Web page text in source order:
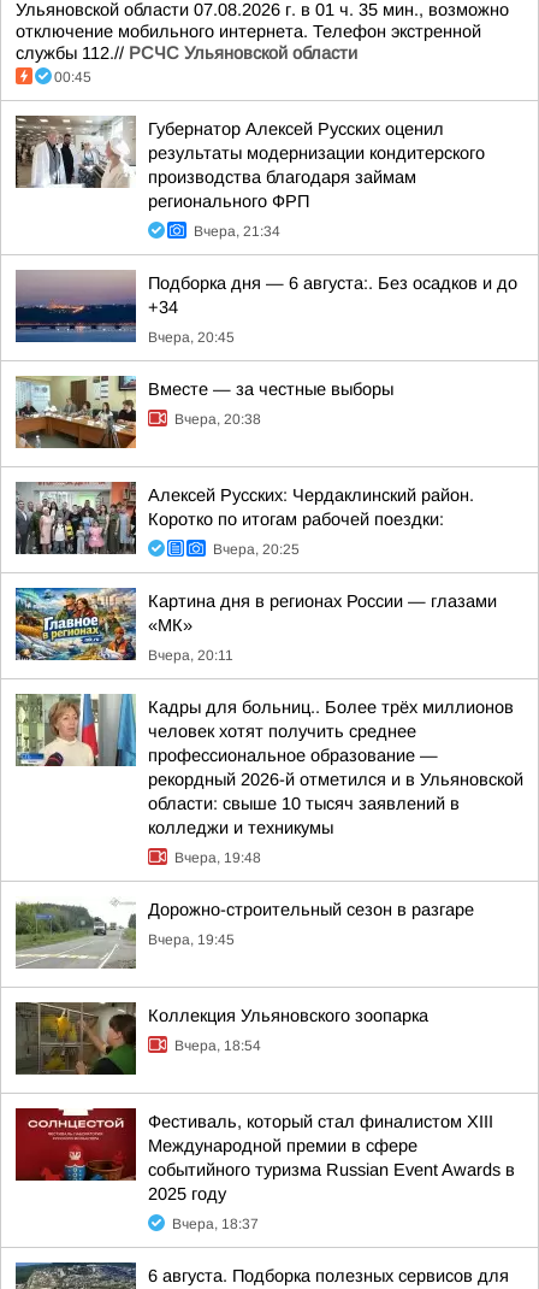
Ульяновской области 07.08.2026 г. в 01 ч. 35 мин., возможно
отключение мобильного интернета. Телефон экстренной
службы 112.// РСЧС Ульяновской области
00:45
Губернатор Алексей Русских оценил
результаты модернизации кондитерского
производства благодаря займам
регионального ФРП
Вчера, 21:34
Подборка дня — 6 августа:. Без осадков и до
+34
Вчера, 20:45
Вместе — за честные выборы
Вчера, 20:38
Алексей Русских: Чердаклинский район.
Коротко по итогам рабочей поездки:
Вчера, 20:25
Картина дня в регионах России — глазами
«МК»
Вчера, 20:11
Кадры для больниц.. Более трёх миллионов
человек хотят получить среднее
профессиональное образование —
рекордный 2026-й отметился и в Ульяновской
области: свыше 10 тысяч заявлений в
колледжи и техникумы
Вчера, 19:48
Дорожно-строительный сезон в разгаре
Вчера, 19:45
Коллекция Ульяновского зоопарка
Вчера, 18:54
Фестиваль, который стал финалистом ХIII
Международной премии в сфере
событийного туризма Russian Event Awards в
2025 году
Вчера, 18:37
6 августа. Подборка полезных сервисов для